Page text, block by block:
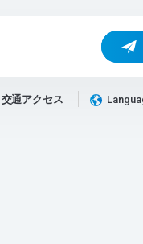
交通アクセス